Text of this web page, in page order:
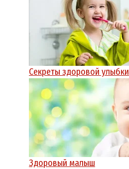
Секреты здоровой улыбки
Здоровый малыш